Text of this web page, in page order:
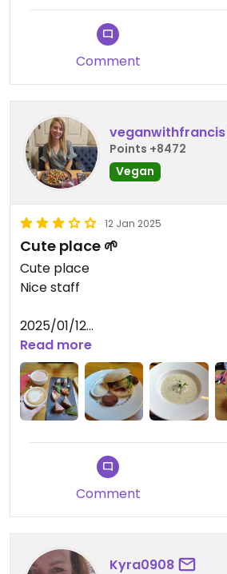
Comment
veganwithfrancis
Points +8472
Vegan
12 Jan 2025
Cute place 🌱
Cute place
Nice staff
2025/01/12
Lunch plankje was yummy!
2022/10/30
Croquetten were okay, not that
:)
Updated from previous review
Read more
Comment
Kyra0908